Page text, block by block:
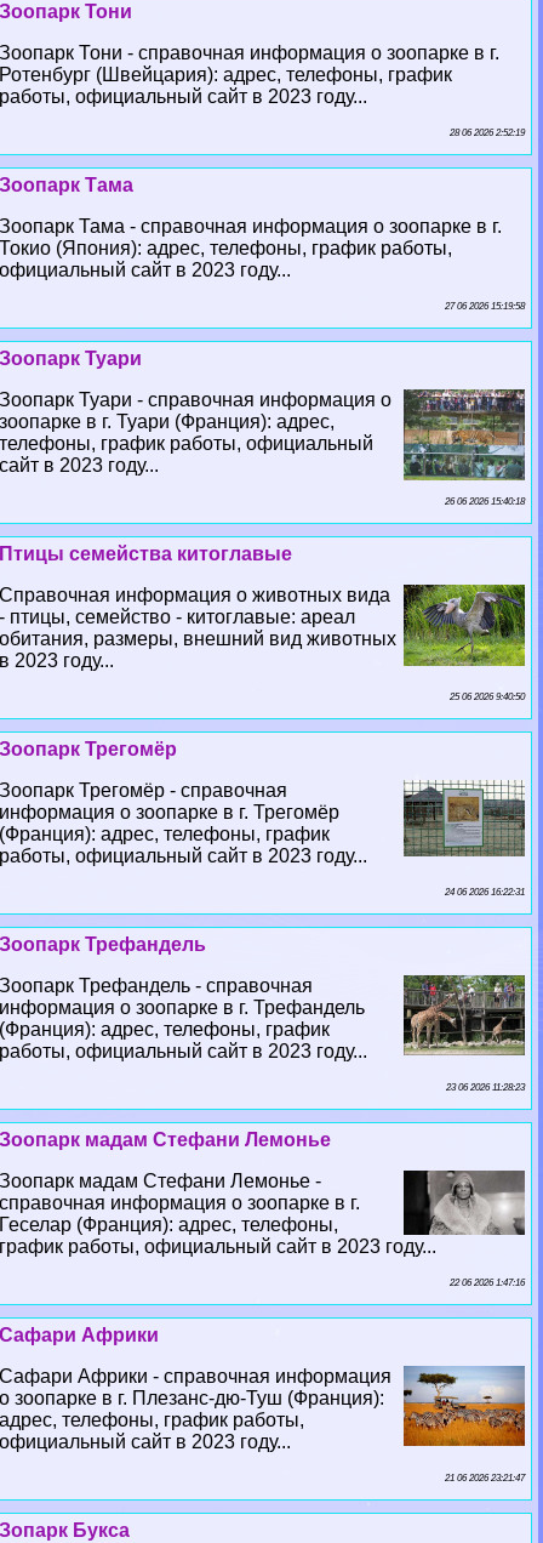
Зоопарк Тони
Зоопарк Тони - справочная информация о зоопарке в г.
Ротенбург (Швейцария): адрес, телефоны, график
работы, официальный сайт в 2023 году...
28 06 2026 2:52:19
Зоопарк Тама
Зоопарк Тама - справочная информация о зоопарке в г.
Токио (Япония): адрес, телефоны, график работы,
официальный сайт в 2023 году...
27 06 2026 15:19:58
Зоопарк Туари
Зоопарк Туари - справочная информация о
зоопарке в г. Туари (Франция): адрес,
телефоны, график работы, официальный
сайт в 2023 году...
26 06 2026 15:40:18
Птицы семейства китоглавые
Справочная информация о животных вида
- птицы, семейство - китоглавые: ареал
обитания, размеры, внешний вид животных
в 2023 году...
25 06 2026 9:40:50
Зоопарк Трегомёр
Зоопарк Трегомёр - справочная
информация о зоопарке в г. Трегомёр
(Франция): адрес, телефоны, график
работы, официальный сайт в 2023 году...
24 06 2026 16:22:31
Зоопарк Трефандель
Зоопарк Трефандель - справочная
информация о зоопарке в г. Трефандель
(Франция): адрес, телефоны, график
работы, официальный сайт в 2023 году...
23 06 2026 11:28:23
Зоопарк мадам Стефани Лемонье
Зоопарк мадам Стефани Лемонье -
справочная информация о зоопарке в г.
Геселар (Франция): адрес, телефоны,
график работы, официальный сайт в 2023 году...
22 06 2026 1:47:16
Сафари Африки
Сафари Африки - справочная информация
о зоопарке в г. Плезанс-дю-Туш (Франция):
адрес, телефоны, график работы,
официальный сайт в 2023 году...
21 06 2026 23:21:47
Зопарк Букса